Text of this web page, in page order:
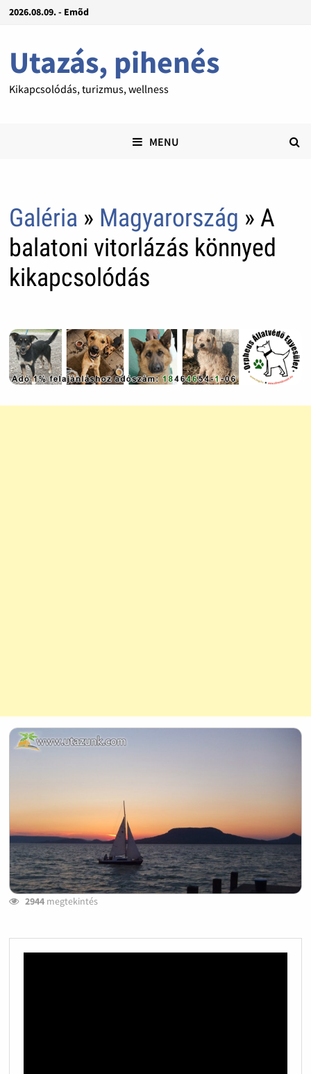
2026.08.09. - Emõd
Utazás, pihenés
Kikapcsolódás, turizmus, wellness
MENU
Galéria » Magyarország » A
balatoni vitorlázás könnyed
kikapcsolódás
2944megtekintés